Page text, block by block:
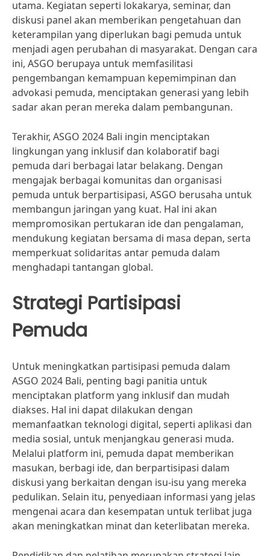
utama. Kegiatan seperti lokakarya, seminar, dan
diskusi panel akan memberikan pengetahuan dan
keterampilan yang diperlukan bagi pemuda untuk
menjadi agen perubahan di masyarakat. Dengan cara
ini, ASGO berupaya untuk memfasilitasi
pengembangan kemampuan kepemimpinan dan
advokasi pemuda, menciptakan generasi yang lebih
sadar akan peran mereka dalam pembangunan.
Terakhir, ASGO 2024 Bali ingin menciptakan
lingkungan yang inklusif dan kolaboratif bagi
pemuda dari berbagai latar belakang. Dengan
mengajak berbagai komunitas dan organisasi
pemuda untuk berpartisipasi, ASGO berusaha untuk
membangun jaringan yang kuat. Hal ini akan
mempromosikan pertukaran ide dan pengalaman,
mendukung kegiatan bersama di masa depan, serta
memperkuat solidaritas antar pemuda dalam
menghadapi tantangan global.
Strategi Partisipasi
Pemuda
Untuk meningkatkan partisipasi pemuda dalam
ASGO 2024 Bali, penting bagi panitia untuk
menciptakan platform yang inklusif dan mudah
diakses. Hal ini dapat dilakukan dengan
memanfaatkan teknologi digital, seperti aplikasi dan
media sosial, untuk menjangkau generasi muda.
Melalui platform ini, pemuda dapat memberikan
masukan, berbagi ide, dan berpartisipasi dalam
diskusi yang berkaitan dengan isu-isu yang mereka
pedulikan. Selain itu, penyediaan informasi yang jelas
mengenai acara dan kesempatan untuk terlibat juga
akan meningkatkan minat dan keterlibatan mereka.